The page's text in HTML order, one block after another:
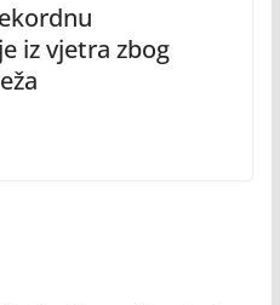
iz vjetra zbog